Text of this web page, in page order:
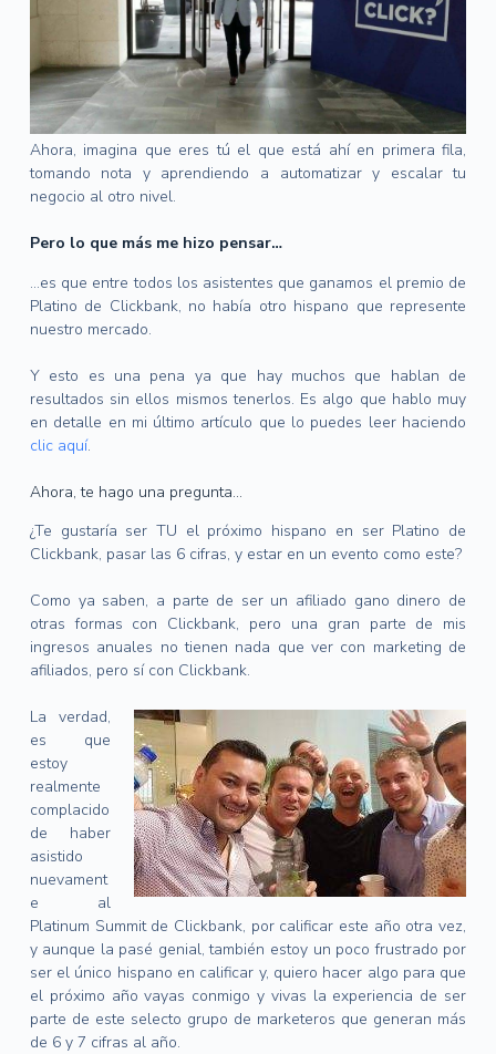
Ahora, imagina que eres tú el que está ahí en primera fila,
tomando nota y aprendiendo a automatizar y escalar tu
negocio al otro nivel.
Pero lo que más me hizo pensar…
…es que entre todos los asistentes que ganamos el premio de
Platino de Clickbank, no había otro hispano que represente
nuestro mercado.
Y esto es una pena ya que hay muchos que hablan de
resultados sin ellos mismos tenerlos. Es algo que hablo muy
en detalle en mi último artículo que lo puedes leer haciendo
clic aquí.
Ahora, te hago una pregunta…
¿Te gustaría ser TU el próximo hispano en ser Platino de
Clickbank, pasar las 6 cifras, y estar en un evento como este?
Como ya saben, a parte de ser un afiliado gano dinero de
otras formas con Clickbank, pero una gran parte de mis
ingresos anuales no tienen nada que ver con marketing de
afiliados, pero sí con Clickbank.
La verdad,
es que
estoy
realmente
complacido
de haber
asistido
nuevament
e al
Platinum Summit de Clickbank, por calificar este año otra vez,
y aunque la pasé genial, también estoy un poco frustrado por
ser el único hispano en calificar y, quiero hacer algo para que
el próximo año vayas conmigo y vivas la experiencia de ser
parte de este selecto grupo de marketeros que generan más
de 6 y 7 cifras al año.